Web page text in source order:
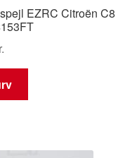
EZRC Citroën C8